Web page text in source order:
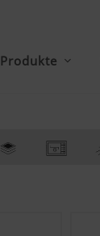
Produkte